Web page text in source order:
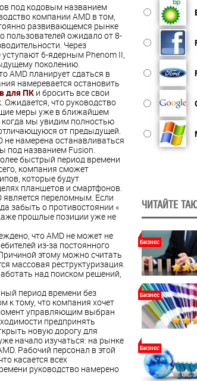
под кодовым названием
компании AMD в том,
развивающемся рынке
пользователей ожидало от 8-
Через
6-ядерным Phenom II
поколению.
AMD планирует сдаться в
намеревается остановить
для ПКи бросить все свои
что руководство
меры уже в ближайшем
когда мы увидим полностью
от предыдущей.
намерена останавливаться
под названием Fusion.
быстрый период времени
компания сможет
которые будут
планшетов и смартфонов.
переломным. Если
забыть о противостоянии «
прошлые позиции уже не
что AMD не может не
из-за постоянного
этому можно считать
массовая реструктуризация.
над поиском решений,
период времени без
к тому, что компания хочет
управляющим выбран
предпринять
новую дорогу для
начало изучаться: на рынке
Рабочий персонал в этой
касается всех
руководство намерено
ЧИТАЙТЕ
Бизнес
Бизнес
Бизнес